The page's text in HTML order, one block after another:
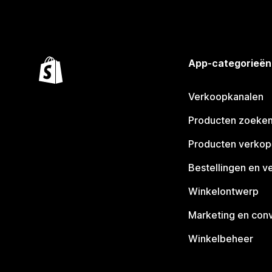
App-categorieën
Verkoopkanalen
Producten zoeken
Producten
Bestellingen en
Winkelontwerp
Marketing en
Winkelbeheer